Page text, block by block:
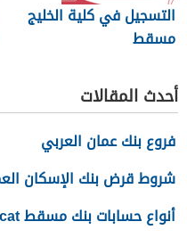
التسجيل في كلية الخليج
مسقط
أحدث المقالات
فروع بنك عمان العربي
شروط قرض بنك الإسكان
أنواع حسابات بنك مسقط Bank Muscat